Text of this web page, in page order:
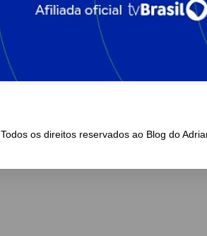
Todos os direitos reservados ao Blog do